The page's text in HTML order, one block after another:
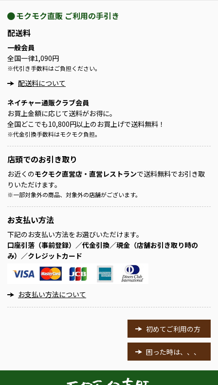
モクモク直販 ご利用の手引き
配送料
一般会員
全国一律1,090円
※代引き手数料はご負担ください。
配送料について
ネイチャー通販クラブ会員
お買上金額に応じて送料がお得に。
全国どこでも10,800円以上のお買上げで送料無料！
※代金引換手数料はモクモク負担。
店頭でのお引き取り
お近くのモクモク直営店・直営レストランで送料無料でお引き取
りいただけます。
※一部対象外の商品、対象外の店舗がございます。
お支払い方法
下記のお支払い方法をお選びいただけます。
口座引落（事前登録）／代金引換／現金（店舗お引き取り時の
み）／クレジットカード
お支払い方法について
初めてご利用の方
困った時は、、、